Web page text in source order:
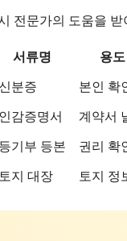
전문가의 도움을
서류명 용도
신분증 본인 확
인감증명서 계약서
등기부 등본 권리 확
토지 대장 토지 정